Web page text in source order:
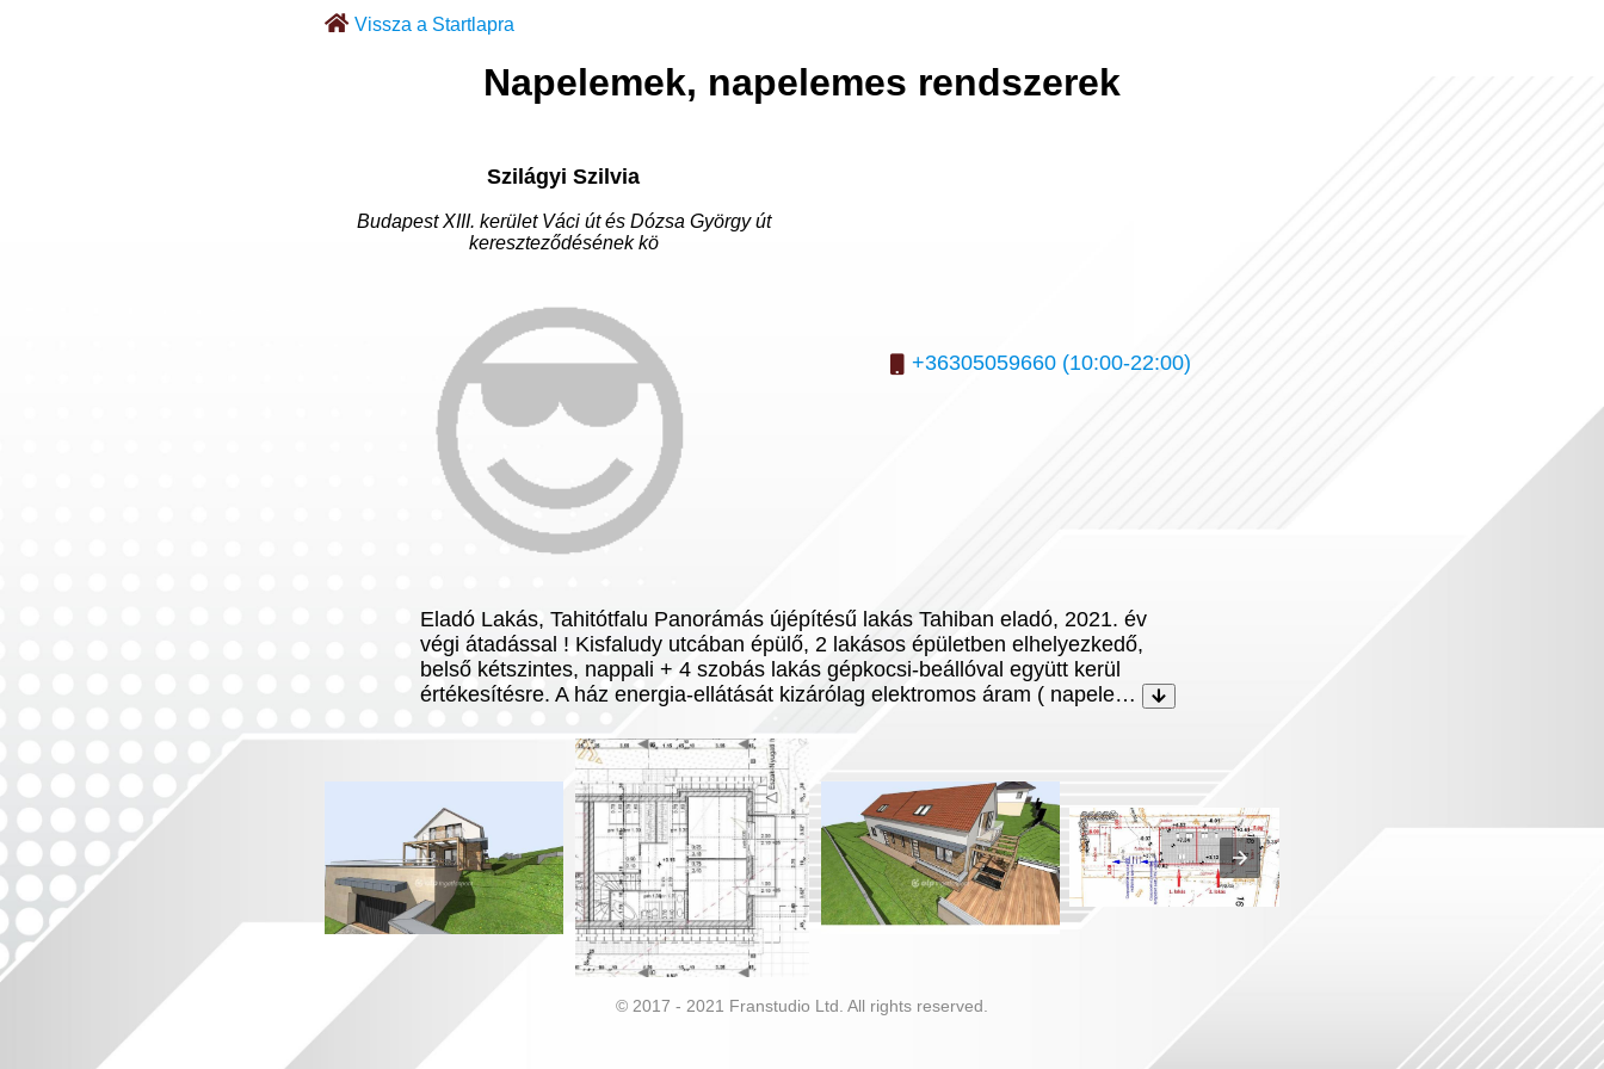
Vissza a Startlapra
Napelemek, napelemes rendszerek
Szilágyi Szilvia
Budapest XIII. kerület Váci út és Dózsa György út
kereszteződésének kö
+36305059660 (10:00-22:00)
Eladó Lakás, Tahitótfalu Panorámás újépítésű lakás Tahiban eladó, 2021. év
végi átadással ! Kisfaludy utcában épülő, 2 lakásos épületben elhelyezkedő,
belső kétszintes, nappali + 4 szobás lakás gépkocsi-beállóval együtt kerül
értékesítésre. A ház energia-ellátását kizárólag elektromos áram ( napele…
© 2017 - 2021 Franstudio Ltd. All rights reserved.